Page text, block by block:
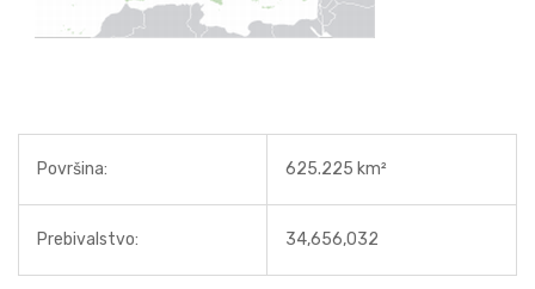
Površina: 625.225 km²
Prebivalstvo: 34,656,032